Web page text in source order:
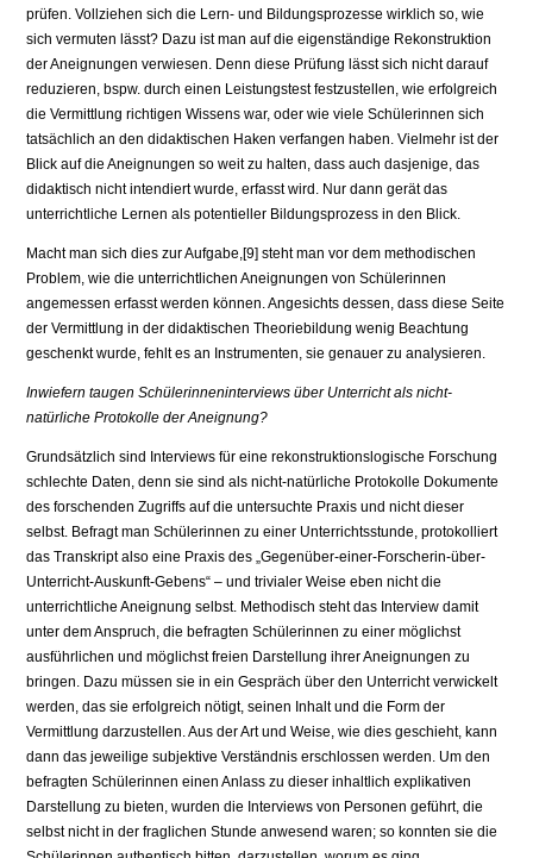
prüfen. Voll­ziehen sich die Lern- und Bildungsprozesse wirklich so, wie
sich vermuten lässt? Dazu ist man auf die eigenständige Rekonstruktion
der Aneignungen verwiesen. Denn diese Prüfung lässt sich nicht darauf
reduzieren, bspw. durch einen Leistungstest festzustellen, wie erfolgreich
die Vermittlung rich­tigen Wissens war, oder wie viele Schülerinnen sich
tatsächlich an den didak­tischen Haken verfangen haben. Vielmehr ist der
Blick auf die Aneignungen so weit zu halten, dass auch dasjenige, das
didaktisch nicht intendiert wurde, erfasst wird. Nur dann gerät das
unterrichtliche Lernen als potentieller Bildungsprozess in den Blick.
Macht man sich dies zur Aufgabe,[9] steht man vor dem methodischen
Problem, wie die unterrichtlichen Aneignungen von Schülerinnen
angemes­sen erfasst werden können. Angesichts dessen, dass diese Seite
der Vermitt­lung in der didaktischen Theoriebildung wenig Beachtung
geschenkt wurde, fehlt es an Instrumenten, sie genauer zu analysieren.
Inwiefern taugen Schülerinneninterviews über Unterricht als nicht-
natürliche Protokolle der Aneignung?
Grundsätzlich sind Interviews für eine rekonstruktionslogische Forschung
schlechte Daten, denn sie sind als nicht-natürliche Protokolle Dokumente
des forschenden Zugriffs auf die untersuchte Praxis und nicht dieser
selbst. Be­fragt man Schülerinnen zu einer Unterrichtsstunde, protokolliert
das Tran­skript also eine Praxis des „Gegenüber-einer-Forscherin-über-
Unterricht-Auskunft-Gebens“ – und trivialer Weise eben nicht die
unterrichtliche An­eignung selbst. Methodisch steht das Interview damit
unter dem Anspruch, die befragten Schülerinnen zu einer möglichst
ausführlichen und möglichst freien Darstellung ihrer Aneignungen zu
bringen. Dazu müssen sie in ein Ge­spräch über den Unterricht verwickelt
werden, das sie erfolgreich nötigt, sei­nen Inhalt und die Form der
Vermittlung darzustellen. Aus der Art und Wei­se, wie dies geschieht, kann
dann das jeweilige subjektive Verständnis erschlossen werden. Um den
befragten Schülerinnen einen Anlass zu dieser in­haltlich explikativen
Darstellung zu bieten, wurden die Interviews von Perso­nen geführt, die
selbst nicht in der fraglichen Stunde anwesend waren; so konnten sie die